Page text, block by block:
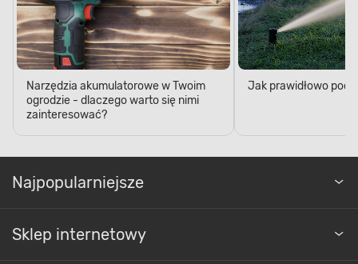
Narzędzia akumulatorowe w Twoim
ogrodzie - dlaczego warto się nimi
zainteresować?
Jak prawidłowo
Najpopularniejsze
Sklep internetowy